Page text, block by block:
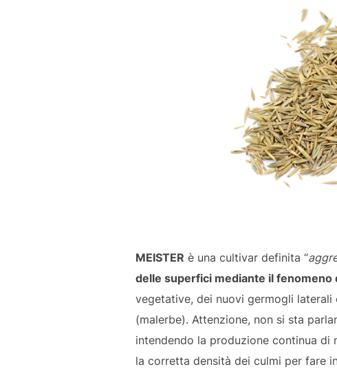
MEISTER è una cultivar definita “
delle superfici mediante il fenomeno
vegetative, dei nuovi germogli
(malerbe). Attenzione, non si sta
intendendo la produzione continua
la corretta densità dei culmi per fare